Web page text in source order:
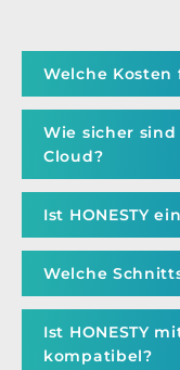
Welche Kosten
Wie sicher
Cloud?
Ist HONESTY
Welche
Ist HONESTY
kompatibel?